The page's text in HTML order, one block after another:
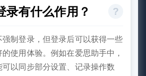
录有什么作用？
强制登录，但登录后可以获得一些
使用体验。例如在爱思助手中，
以同步部分设置、记录操作数